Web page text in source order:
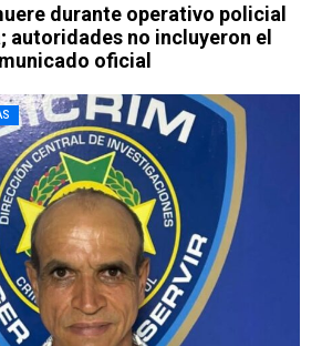
durante operativo policial
autoridades no incluyeron el
oficial